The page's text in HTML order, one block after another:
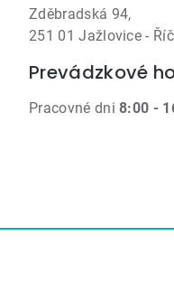
Zděbradská 94,
251 01 Jažlovice -
Prevádzkové
Pracovné dni8:00 -